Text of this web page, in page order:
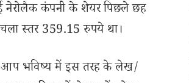
नेरोलैक कंपनी के शेयर पिछले छह
स्तर 359.15 रुपये था।
भविष्य में इस तरह के लेख/